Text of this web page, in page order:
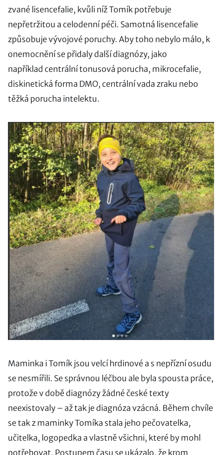
zvané lisencefalie, kvůli níž Tomík potřebuje
nepřetržitou a celodenní péči. Samotná lisencefalie
způsobuje vývojové poruchy. Aby toho nebylo málo, k
onemocnění se přidaly další diagnózy, jako
například centrální tonusová porucha, mikrocefalie,
diskinetická forma DMO, centrální vada zraku nebo
těžká porucha intelektu.
Maminka i Tomík jsou velcí hrdinové a s nepřízní osudu
se nesmířili. Se správnou léčbou ale byla spousta práce,
protože v době diagnózy žádné české texty
neexistovaly – až tak je diagnóza vzácná. Během chvíle
se tak z maminky Tomíka stala jeho pečovatelka,
učitelka, logopedka a vlastně všichni, které by mohl
potřebovat. Postupem času se ukázalo, že krom